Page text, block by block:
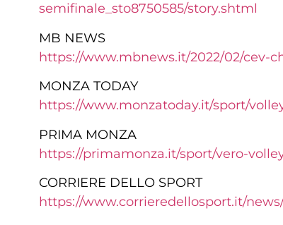
semifinale_sto8750585/story.shtml
MB NEWS
https://www.mbnews.it/2022/02/cev-
MONZA TODAY
https://www.monzatoday.it/sport/
PRIMA MONZA
https://primamonza.it/sport/vero-
CORRIERE DELLO SPORT
https://www.corrieredellosport.it/